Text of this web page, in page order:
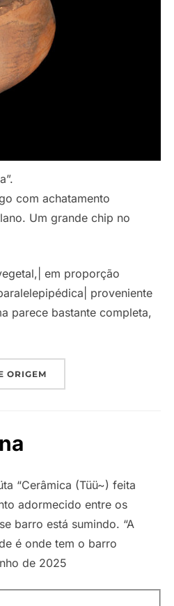
com achatamento
Um grande chip no
em proporção
proveniente
parece bastante completa,
ORIGEM
“Cerâmica (Tüü~) feita
adormecido entre os
barro está sumindo. “A
é onde tem o barro
de 2025